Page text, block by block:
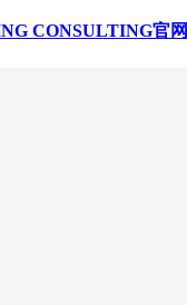
CONSULTING官网